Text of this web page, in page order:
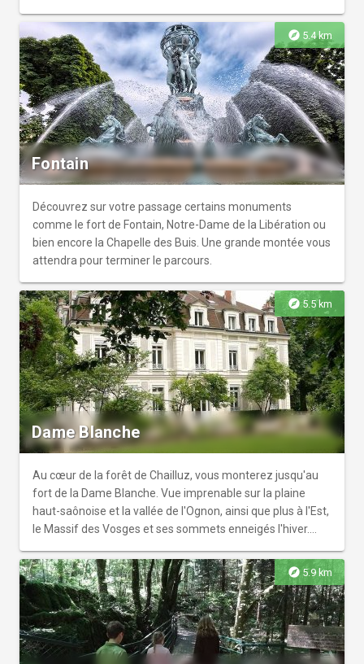
explore 5.4 km
Fontain
Découvrez sur votre passage certains monuments
comme le fort de Fontain, Notre-Dame de la Libération ou
bien encore la Chapelle des Buis. Une grande montée vous
attendra pour terminer le parcours.
explore5.5 km
Dame Blanche
Au cœur de la forêt de Chailluz, vous monterez jusqu'au
fort de la Dame Blanche. Vue imprenable sur la plaine
haut-saônoise et la vallée de l'Ognon, ainsi que plus à l'Est,
le Massif des Vosges et ses sommets enneigés l'hiver.
suivant la crête sur toute sa longueur.
explore 5.9 km